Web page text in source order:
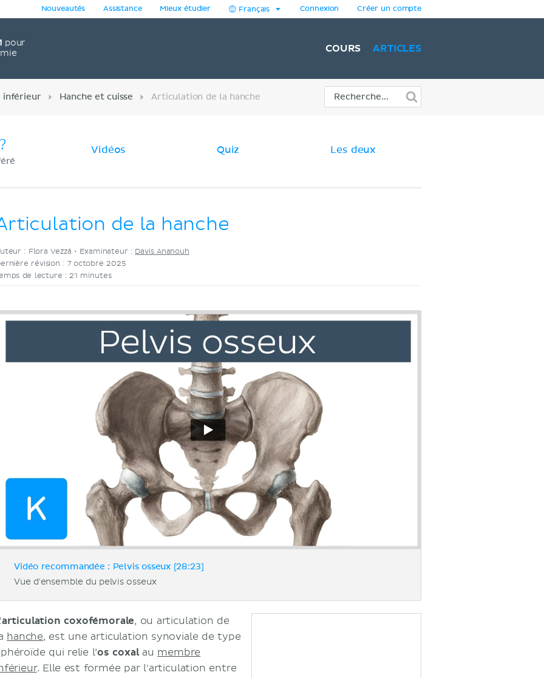
pour
Nouveautés Assistance Mieux étudier Français Connexion Créer un compte
COURS ARTICLES
inférieur Hanche et cuisse Articulation de la hanche
Vidéos Quiz Les deux
de la hanche
: Flora Vezzá • Examinateur : Davis Ananouh
révision : 7 octobre 2025
de lecture : 21 minutes
Vidéo recommandée : Pelvis osseux [28:23]
Vue d'ensemble du pelvis osseux
articulation coxofémorale, ou articulation de
hanche, est une articulation synoviale de type
qui relie l’os coxal au membre
. Elle est formée par l'articulation entre